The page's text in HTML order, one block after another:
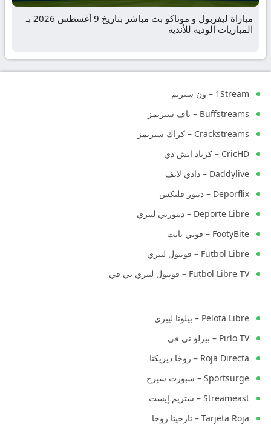
مباراة ليفربول و موناكو بث مباشر بتاريخ 9 أغسطس 2026 بـ
المباريات الودية للأندية
1Stream – ون ستريم
Buffstreams – باف ستريمز
Crackstreams – كراك ستريمز
CricHD – كرياد اتش دي
Daddylive – دادي لايف
Deporflix – ديبور فليكس
Deporte Libre – ديبورتي ليبري
FootyBite – فوتي بايت
Futbol Libre – فوتبول ليبري
Futbol Libre TV – فوتبول ليبري تي في
Pelota Libre – بيلوتا ليبري
Pirlo TV – بيرلو تي في
Roja Directa – روخا ديريكتا
Sportsurge – سبورت سيرج
Streameast – ستريم إيست
Tarjeta Roja – تارخيتا روخا